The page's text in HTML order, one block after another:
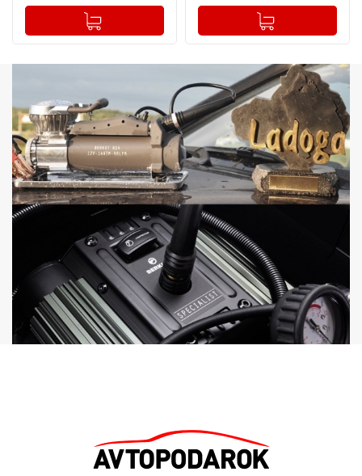
+
Добавлено в корзину +
Добавлено в корзину